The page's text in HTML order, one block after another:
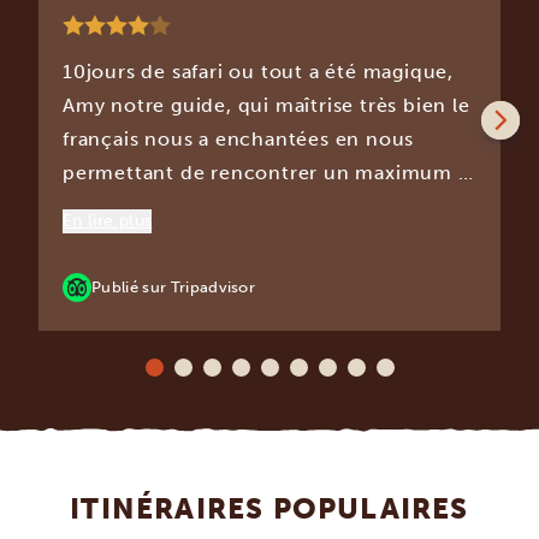
10jours de safari ou tout a été magique,
Amy notre guide, qui maîtrise très bien le
français nous a enchantées en nous
permettant de rencontrer un maximum d
animaux. Nous avons eu beaucoup de
chance.. Petits bémols cependant : Qui
proquo sur mon nom de famille ..très
gênant quand on vous demande de vous
tout était indiqué dans les photocopies
reprises, déception le jour J ...rien pas de
Publié sur Tripadvisor
ITINÉRAIRES POPULAIRES